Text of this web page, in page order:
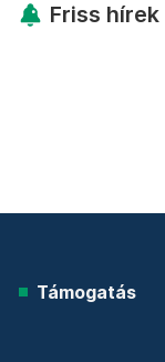
Friss hírek
Támogatás